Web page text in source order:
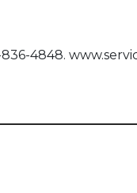
4848.